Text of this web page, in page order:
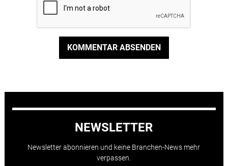
KOMMENTAR ABSENDEN
NEWSLETTER
Newsletter abonnieren und keine Branchen-News mehr
verpassen.